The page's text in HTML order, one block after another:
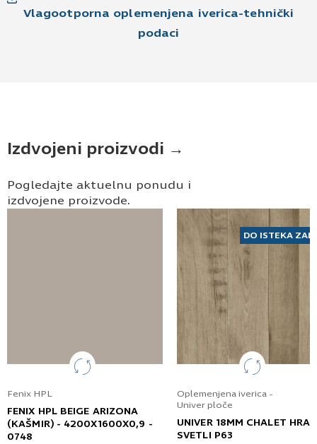
Pošaljite UPIT
Vlagootporna oplemenjena iverica-tehnički
podaci
Izdvojeni proizvodi →
Pogledajte aktuelnu ponudu i
izdvojene proizvode.
Fenix HPL
FENIX HPL BEIGE ARIZONA
(KAŠMIR) - 4200X1600X0,9 -
0748
DO ISTEKA
Oplemenjena iverica -
Univer ploče
UNIVER 18MM CHALET
SVETLI P63